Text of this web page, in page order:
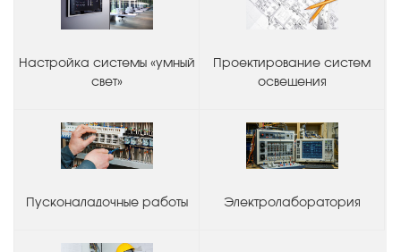
Настройка системы «умный
свет»
Проектирование систем
освещения
Пусконаладочные работы Электролаборатория